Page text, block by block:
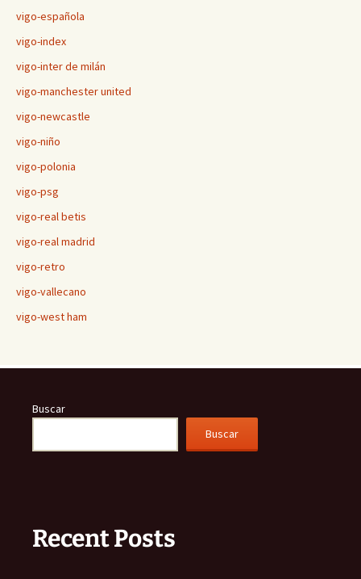
vigo-española
vigo-index
vigo-inter de milán
vigo-manchester united
vigo-newcastle
vigo-niño
vigo-polonia
vigo-psg
vigo-real betis
vigo-real madrid
vigo-retro
vigo-vallecano
vigo-west ham
Buscar
Buscar
Recent Posts